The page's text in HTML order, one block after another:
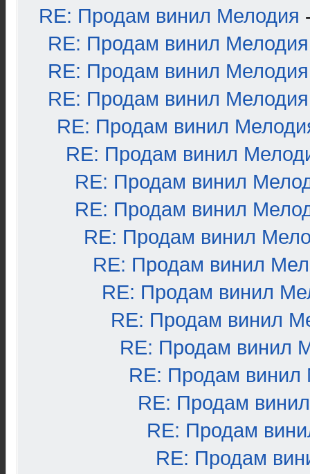
RE: Продам винил Мелодия
RE: Продам винил Мелодия
RE: Продам винил Мелодия
RE: Продам винил Мелодия
RE: Продам винил
RE: Продам винил
RE: Продам винил
RE: Продам винил
RE: Продам винил
RE: Продам винил
RE: Продам винил
RE: Продам винил
RE: Продам винил
RE: Продам винил
RE: Продам
RE: Продам
RE: Продам